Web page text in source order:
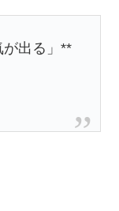
出る」**